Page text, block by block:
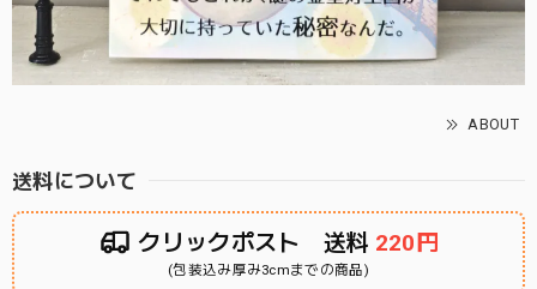
ABOUT
送料について
クリックポスト 送料 220円
(包装込み厚み3cmまでの商品)